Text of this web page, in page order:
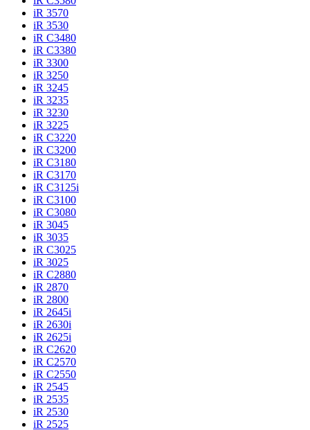
iR 3570
iR 3530
iR C3480
iR C3380
iR 3300
iR 3250
iR 3245
iR 3235
iR 3230
iR 3225
iR C3220
iR C3200
iR C3180
iR C3170
iR C3125i
iR C3100
iR C3080
iR 3045
iR 3035
iR C3025
iR 3025
iR C2880
iR 2870
iR 2800
iR 2645i
iR 2630i
iR 2625i
iR C2620
iR C2570
iR C2550
iR 2545
iR 2535
iR 2530
iR 2525